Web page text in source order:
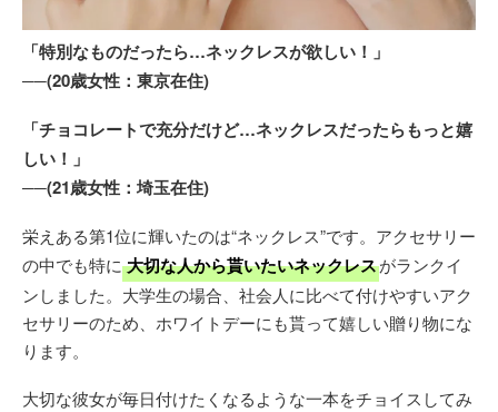
「特別なものだったら…ネックレスが欲しい！」
──(20歳女性：東京在住)
「チョコレートで充分だけど…ネックレスだったらもっと嬉
しい！」
──(21歳女性：埼玉在住)
栄えある第1位に輝いたのは“ネックレス”です。アクセサリー
の中でも特に 大切な人から貰いたいネックレスがランクイ
ンしました。大学生の場合、社会人に比べて付けやすいアク
セサリーのため、ホワイトデーにも貰って嬉しい贈り物にな
ります。
大切な彼女が毎日付けたくなるような一本をチョイスしてみ